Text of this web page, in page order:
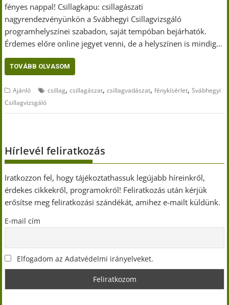
fényes nappal! Csillagkapu: csillagászati
nagyrendezvényünkön a Svábhegyi Csillagvizsgáló
programhelyszínei szabadon, saját tempóban bejárhatók.
Érdemes előre online jegyet venni, de a helyszínen is mindig…
TOVÁBB OLVASOM
Ajánló csillag,csillagászat,csillagvadászat,fénykísérlet,Svábhegyi
Csillagvizsgáló
Hírlevél feliratkozás
Iratkozzon fel, hogy tájékoztathassuk legújabb híreinkről,
érdekes cikkekről, programokról! Feliratkozás után kérjük
erősítse meg feliratkozási szándékát, amihez e-mailt küldünk.
E-mail cím
Elfogadom az Adatvédelmi irányelveket.